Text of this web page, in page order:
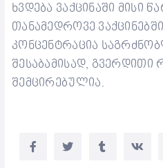
ხვდება ვაქცინაში მისი
თანამედროვე
კონცენტრაცია
შესაბამისად, გვერდითი
შემცირებულია.